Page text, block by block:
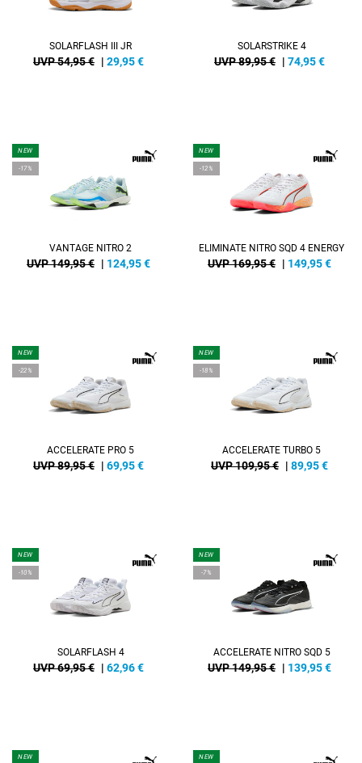
SOLARFLASH III JR
UVP 54,95 € | 29,95€
SOLARSTRIKE 4
UVP 89,95 € | 74,95€
NEW
-17%
VANTAGE NITRO 2
UVP 149,95 € | 124,95€
NEW
-12%
ELIMINATE NITRO SQD 4 ENERGY
UVP 169,95 € | 149,95€
NEW
-22%
ACCELERATE PRO 5
UVP 89,95 € | 69,95€
NEW
-18%
ACCELERATE TURBO 5
UVP 109,95 € | 89,95€
NEW
-10%
SOLARFLASH 4
UVP 69,95 € | 62,96€
NEW
-7%
ACCELERATE NITRO SQD 5
UVP 149,95 € | 139,95€
NEW NEW